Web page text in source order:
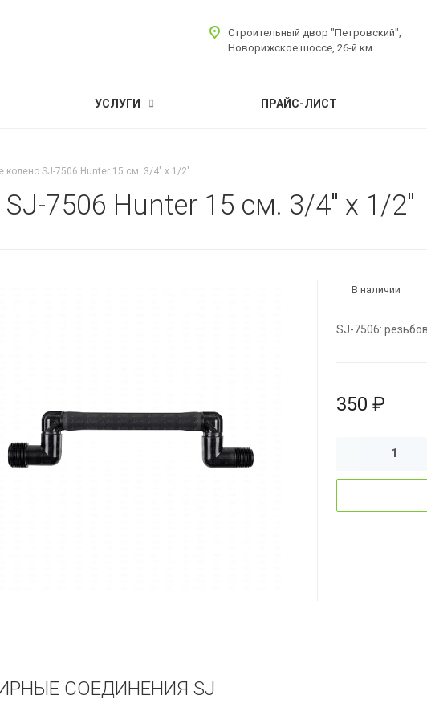
Строительный двор "Петровский",
Новорижское шоссе, 26-й км
УСЛУГИ ПРАЙС-ЛИСТ
колено SJ-7506 Hunter 15 см. 3/4" х 1/2"
7506 Hunter 15 см. 3/4" х 1/2"
В наличии
SJ-7506:
350 ₽
СОЕДИНЕНИЯ SJ